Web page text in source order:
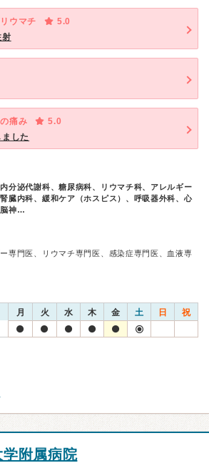
ウマチ
5.0
射
痛み
5.0
した
分泌代謝科、糖尿病科、リウマチ科、アレルギー
臓内科、緩和ケア（ホスピス）、呼吸器外科、心
脳神…
専門医、リウマチ専門医、感染症専門医、血液専
月 火 水 木 金 土 日 祝
附属病院